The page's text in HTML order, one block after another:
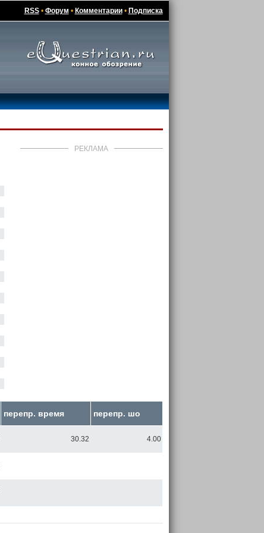
RSS• Форум • Комментарии• Подписка
РЕКЛАМА
перепр. время перепр. шо
30.32 4.00